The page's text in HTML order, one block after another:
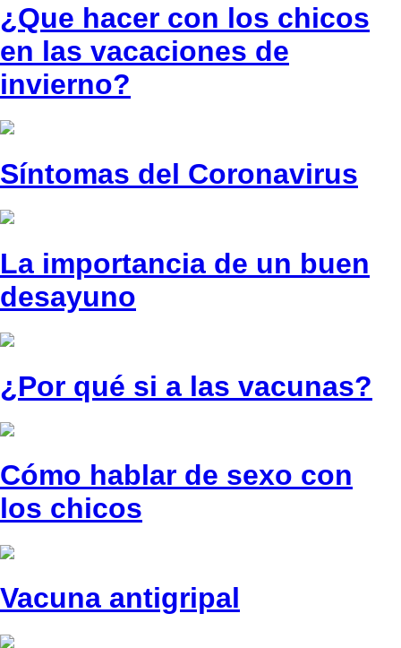
¿Que hacer con los chicos
en las vacaciones de
invierno?
Síntomas del Coronavirus
La importancia de un buen
desayuno
¿Por qué si a las vacunas?
Cómo hablar de sexo con
los chicos
Vacuna antigripal